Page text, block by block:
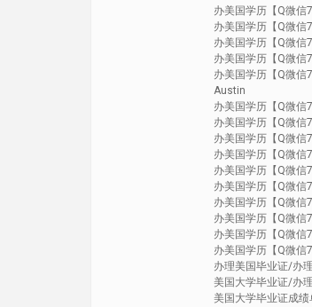
办美国学历【Q微
办美国学历【Q微
办美国学历【Q微信
办美国学历【Q微
办美国学历【Q微
Austin
办美国学历【Q微
办美国学历【Q微
办美国学历【Q微
办美国学历【Q微
办美国学历【Q微
办美国学历【Q微信
办美国学历【Q微
办美国学历【Q微信
办美国学历【Q微
办美国学历【Q微
办理美国毕业证/办
美国大学毕业证/办
美国大学毕业证成